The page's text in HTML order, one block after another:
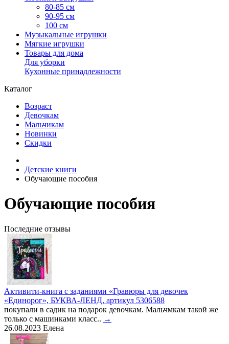
80-85 см
90-95 см
100 см
Музыкальные игрушки
Мягкие игрушки
Товары для дома
Для уборки
Кухонные принадлежности
Каталог
Возраст
Девочкам
Мальчикам
Новинки
Скидки
Детские книги
Обучающие пособия
Обучающие пособия
Последние отзывы
Активити-книга с заданиями «Гравюры для девочек
«Единорог», БУКВА-ЛЕНД, артикул 5306588
покупали в садик на подарок девочкам. Мальчмкам такой же
только с машинками класс.. →
26.08.2023 Елена